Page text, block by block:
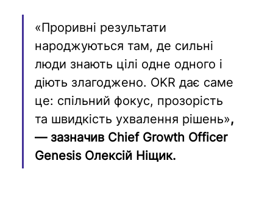
«Проривні результати
народжуються там, де сильні
люди знають цілі одне одного і
діють злагоджено. OKR дає саме
це: спільний фокус, прозорість
та швидкість ухвалення рішень»,
— зазначив Chief Growth Officer
Genesis Олексій Ніщик.